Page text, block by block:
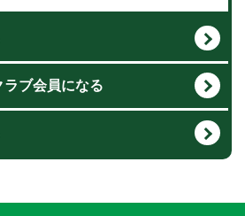
ラブ会員になる